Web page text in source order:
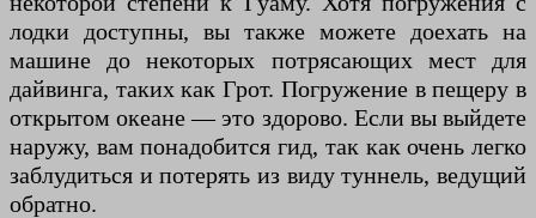
лодки доступны, вы также можете доехать на
машине до некоторых потрясающих мест для
дайвинга, таких как Грот. Погружение в пещеру в
открытом океане — это здорово. Если вы выйдете
наружу, вам понадобится гид, так как очень легко
заблудиться и потерять из виду туннель, ведущий
обратно.